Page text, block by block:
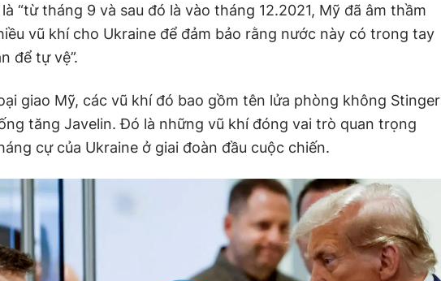
“từ tháng 9 và sau đó là vào tháng 12.2021, Mỹ đã âm thầm
vũ khí cho Ukraine để đảm bảo rằng nước này có trong tay
để tự vệ”.
giao Mỹ, các vũ khí đó bao gồm tên lửa phòng không Stinger
tăng Javelin. Đó là những vũ khí đóng vai trò quan trọng
cự của Ukraine ở giai đoàn đầu cuộc chiến.